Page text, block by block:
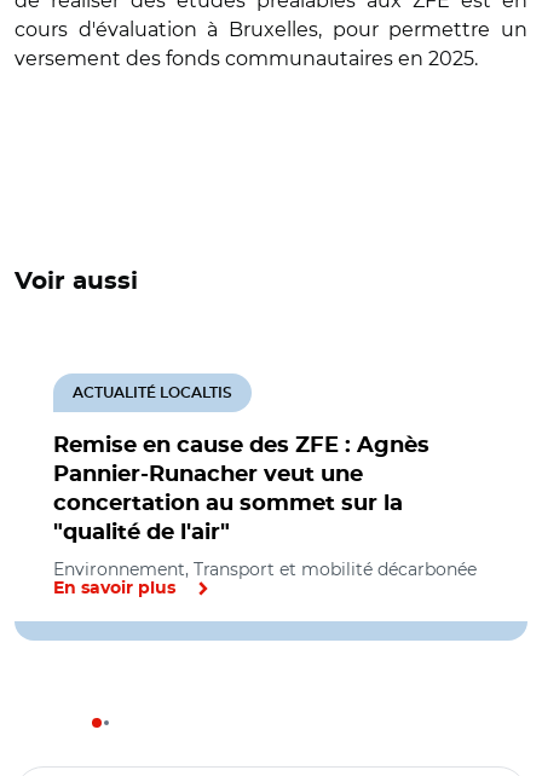
cours d'évaluation à Bruxelles, pour permettre un
versement des fonds communautaires en 2025.
Voir aussi
Remise en cause des ZFE : Agnès
Pannier-Runacher veut une
concertation au sommet sur la
"qualité de l'air"
ACTUALITÉ LOCALTIS
Environnement, Transport et mobilité décarbonée
En savoir plus